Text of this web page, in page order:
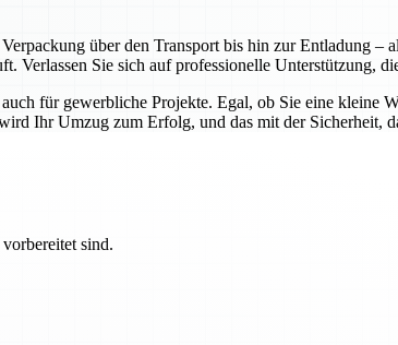
über den Transport bis hin zur Entladung –
Verlassen Sie sich auf professionelle Unterstützung,
für gewerbliche Projekte. Egal, ob Sie eine kleine
Ihr Umzug zum Erfolg, und das mit der Sicherheit,
sind.